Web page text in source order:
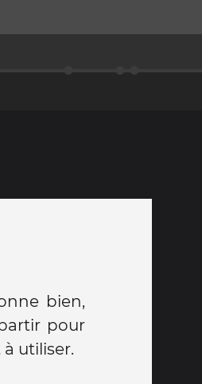
bien,
pour
utiliser.